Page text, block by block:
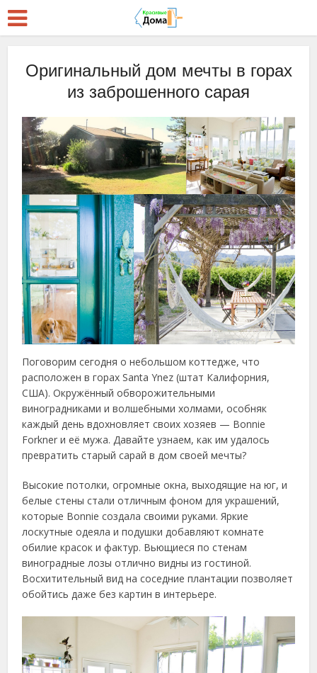
Оригинальный дом мечты в горах
из заброшенного сарая
Поговорим сегодня о небольшом коттедже, что
расположен в горах Santa Ynez (штат Калифорния,
США). Окружённый обворожительными
виноградниками и волшебными холмами, особняк
каждый день вдохновляет своих хозяев — Bonnie
Forkner и её мужа. Давайте узнаем, как им удалось
превратить старый сарай в дом своей мечты?
Высокие потолки, огромные окна, выходящие на юг, и
белые стены стали отличным фоном для украшений,
которые Bonnie создала своими руками. Яркие
лоскутные одеяла и подушки добавляют комнате
обилие красок и фактур. Вьющиеся по стенам
виноградные лозы отлично видны из гостиной.
Восхитительный вид на соседние плантации позволяет
обойтись даже без картин в интерьере.